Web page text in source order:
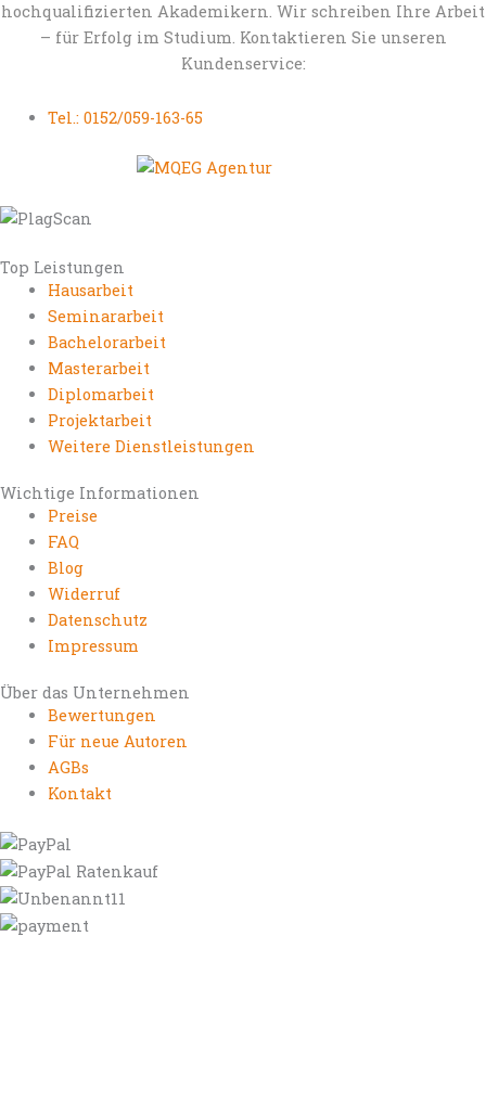
hochqualifizierten Akademikern. Wir schreiben Ihre Arbeit
– für Erfolg im Studium. Kontaktieren Sie unseren
Kundenservice:
Tel.: 0152/059-163-65
Top Leistungen
Hausarbeit
Seminararbeit
Bachelorarbeit
Masterarbeit
Diplomarbeit
Projektarbeit
Weitere Dienstleistungen
Wichtige Informationen
Preise
FAQ
Blog
Widerruf
Datenschutz
Impressum
Über das Unternehmen
Bewertungen
Für neue Autoren
AGBs
Kontakt